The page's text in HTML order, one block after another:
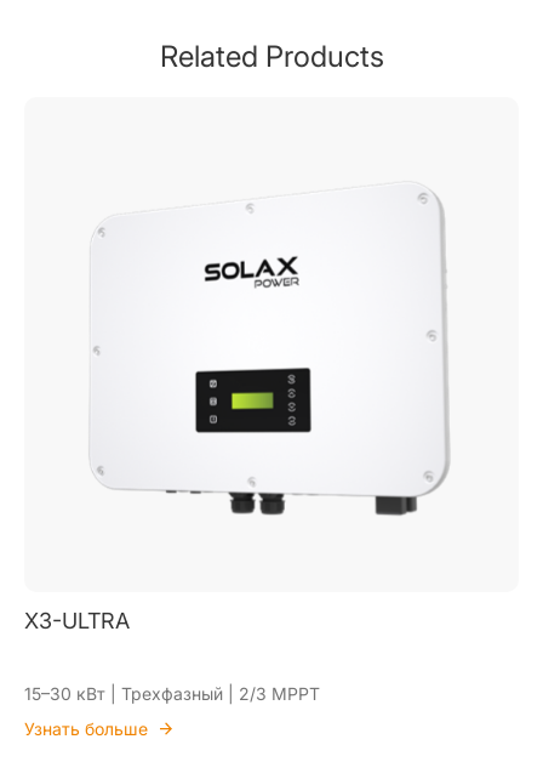
Related Products
X3-ULTRA
15–30 кВт | Трехфазный | 2/3 MPPT
Узнать больше